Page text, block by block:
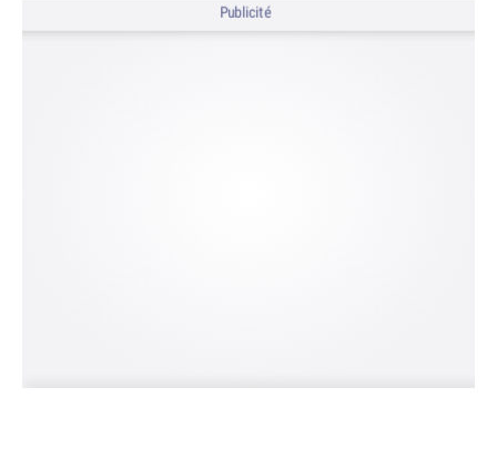
Publicité